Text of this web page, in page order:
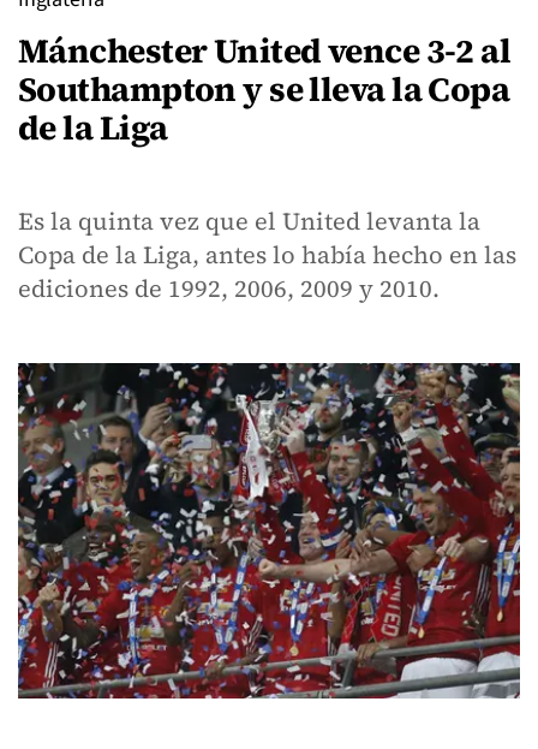
Mánchester United vence 3-2 al
Southampton y se lleva la Copa
de la Liga
Es la quinta vez que el United levanta la
Copa de la Liga, antes lo había hecho en las
ediciones de 1992, 2006, 2009 y 2010.